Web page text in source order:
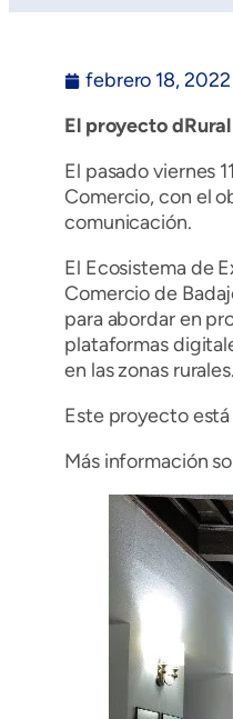
febrero 18, 2022
El proyecto
El pasado viernes
Comercio, con el
comunicación.
El Ecosistema de
Comercio de
para abordar en
plataformas
en las zonas
Este proyecto
Más información